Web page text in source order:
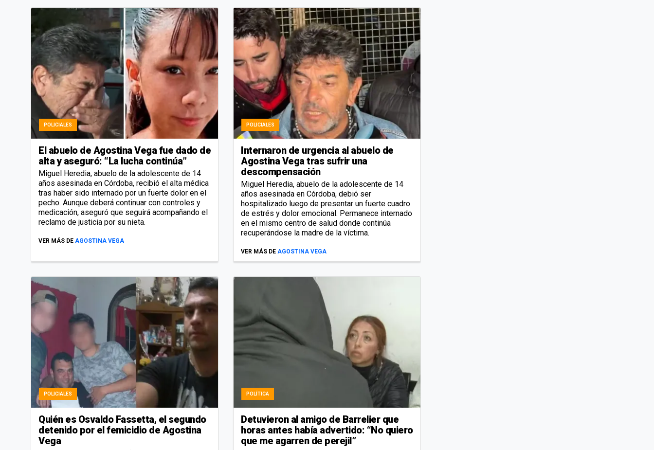
POLICIALES
El abuelo de Agostina Vega fue dado de
alta y aseguró: “La lucha continúa”
Miguel Heredia, abuelo de la adolescente de 14
años asesinada en Córdoba, recibió el alta médica
tras haber sido internado por un fuerte dolor en el
pecho. Aunque deberá continuar con controles y
medicación, aseguró que seguirá acompañando el
reclamo de justicia por su nieta.
VER MÁS DE AGOSTINA VEGA
POLICIALES
Internaron de urgencia al abuelo de
Agostina Vega tras sufrir una
descompensación
Miguel Heredia, abuelo de la adolescente de 14
años asesinada en Córdoba, debió ser
hospitalizado luego de presentar un fuerte cuadro
de estrés y dolor emocional. Permanece internado
en el mismo centro de salud donde continúa
recuperándose la madre de la víctima.
VER MÁS DE AGOSTINA VEGA
POLICIALES
Quién es Osvaldo Fassetta, el segundo
detenido por el femicidio de Agostina
Vega
POLÍTICA
Detuvieron al amigo de Barrelier que
horas antes había advertido: “No quiero
que me agarren de perejil”